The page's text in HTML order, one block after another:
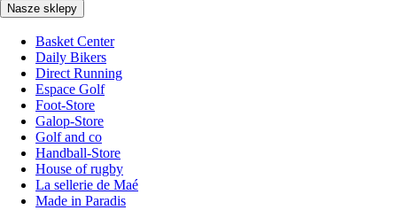
Nasze sklepy
Basket Center
Daily Bikers
Direct Running
Espace Golf
Foot-Store
Galop-Store
Golf and co
Handball-Store
House of rugby
La sellerie de Maé
Made in Paradis